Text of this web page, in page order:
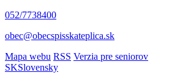
052/7738400
obec@obecspisskateplica.sk
Mapa webu RSS Verzia pre seniorov
SKSlovensky